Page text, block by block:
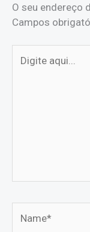
O seu endereço
Campos
aqui...